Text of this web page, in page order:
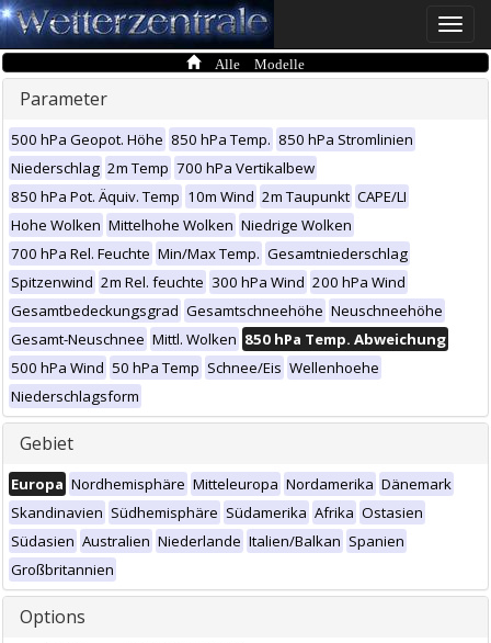
Toggle
Alle Modelle
Parameter
500 hPa Geopot. Höhe 850 hPa Temp. 850 hPa Stromlinien
Niederschlag 2m Temp 700 hPa Vertikalbew
850 hPa Pot. Äquiv. Temp 10m Wind 2m Taupunkt CAPE/LI
Hohe Wolken Mittelhohe Wolken Niedrige Wolken
700 hPa Rel. Feuchte Min/Max Temp. Gesamtniederschlag
Spitzenwind 2m Rel. feuchte 300 hPa Wind 200 hPa Wind
Gesamtbedeckungsgrad Gesamtschneehöhe Neuschneehöhe
Gesamt-Neuschnee Mittl. Wolken 850 hPa Temp. Abweichung
500 hPa Wind 50 hPa Temp Schnee/Eis Wellenhoehe
Niederschlagsform
Gebiet
Europa Nordhemisphäre Mitteleuropa Nordamerika Dänemark
Skandinavien Südhemisphäre Südamerika Afrika Ostasien
Südasien Australien Niederlande Italien/Balkan Spanien
Großbritannien
Options